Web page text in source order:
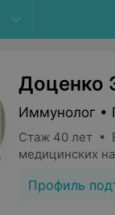
Доценко
Иммунолог •
Стаж 40 лет •
медицинских
Профиль